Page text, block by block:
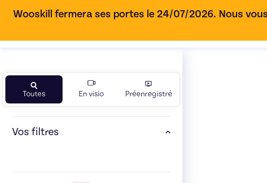
Wooskill fermera ses portes le 24/07/2026. Nous
Toutes En visio Préenregistré
Vos filtres